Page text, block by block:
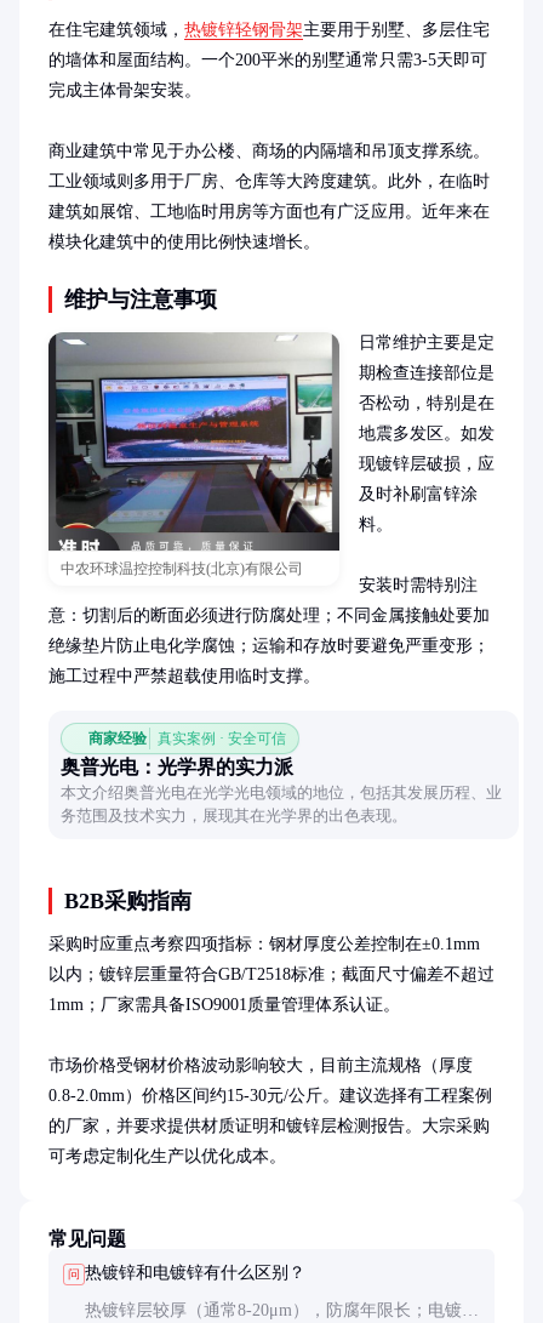
在住宅建筑领域， 热镀锌轻钢骨架主要用于别墅、多层住宅
的墙体和屋面结构。一个200平米的别墅通常只需3-5天即可
完成主体骨架安装。
商业建筑中常见于办公楼、商场的内隔墙和吊顶支撑系统。
工业领域则多用于厂房、仓库等大跨度建筑。此外，在临时
建筑如展馆、工地临时用房等方面也有广泛应用。近年来在
模块化建筑中的使用比例快速增长。
维护与注意事项
中农环球温控控制科技(北京)有限公司
日常维护主要是定
期检查连接部位是
否松动，特别是在
地震多发区。如发
现镀锌层破损，应
及时补刷富锌涂
料。
安装时需特别注
意：切割后的断面必须进行防腐处理；不同金属接触处要加
绝缘垫片防止电化学腐蚀；运输和存放时要避免严重变形；
施工过程中严禁超载使用临时支撑。
商家经验 真实案例 · 安全可信
奥普光电：光学界的实力派
本文介绍奥普光电在光学光电领域的地位，包括其发展历程、业
务范围及技术实力，展现其在光学界的出色表现。
B2B采购指南
采购时应重点考察四项指标：钢材厚度公差控制在±0.1mm
以内；镀锌层重量符合GB/T2518标准；截面尺寸偏差不超过
1mm；厂家需具备ISO9001质量管理体系认证。
市场价格受钢材价格波动影响较大，目前主流规格（厚度
0.8-2.0mm）价格区间约15-30元/公斤。建议选择有工程案例
的厂家，并要求提供材质证明和镀锌层检测报告。大宗采购
可考虑定制化生产以优化成本。
常见问题
问 热镀锌和电镀锌有什么区别？
热镀锌层较厚（通常8-20μm），防腐年限长；电镀锌